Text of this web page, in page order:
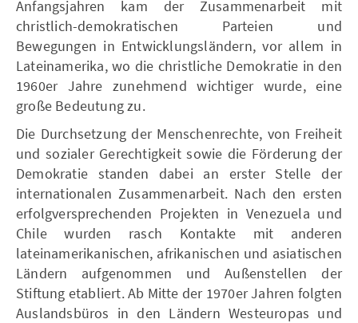
Anfangsjahren kam der Zusammenarbeit mit
christlich-demokratischen Parteien und
Bewegungen in Entwicklungsländern, vor allem in
Lateinamerika, wo die christliche Demokratie in den
1960er Jahre zunehmend wichtiger wurde, eine
große Bedeutung zu.
Die Durchsetzung der Menschenrechte, von Freiheit
und sozialer Gerechtigkeit sowie die Förderung der
Demokratie standen dabei an erster Stelle der
internationalen Zusammenarbeit. Nach den ersten
erfolgversprechenden Projekten in Venezuela und
Chile wurden rasch Kontakte mit anderen
lateinamerikanischen, afrikanischen und asiatischen
Ländern aufgenommen und Außenstellen der
Stiftung etabliert. Ab Mitte der 1970er Jahren folgten
Auslandsbüros in den Ländern Westeuropas und